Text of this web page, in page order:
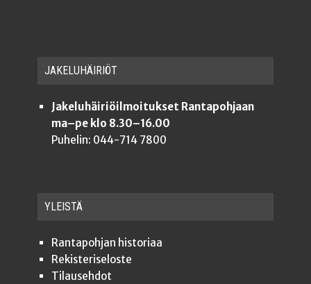
JAKE­LU­HÄI­RIÖT
Jakeluhäiriöilmoitukset Rantapohjaan
ma–pe klo 8.30–16.00
Puhelin: 044-714 7800
YLEISTÄ
Ran­ta­poh­jan historiaa
Rekis­te­ri­se­los­te
Tilauseh­dot